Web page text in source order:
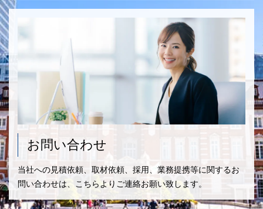
お問い合わせ
当社への見積依頼、取材依頼、採用、業務提携等に関するお
問い合わせは、こちらよりご連絡お願い致します。